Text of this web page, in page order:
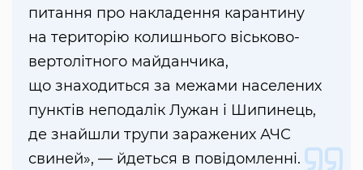
питання про накладення карантину
на територію колишнього віськово-
вертолітного майданчика,
що знаходиться за межами населених
пунктів неподалік Лужан і Шипинець,
де знайшли трупи заражених АЧС
свиней», — йдеться в повідомленні.